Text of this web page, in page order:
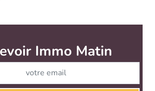
Immo Matin est édité par